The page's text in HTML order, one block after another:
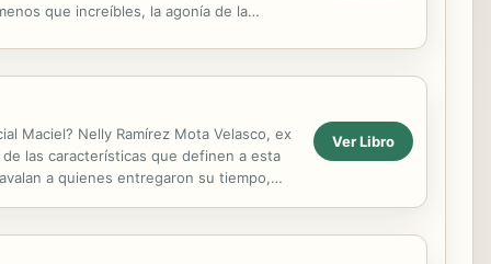
que increíbles, la agonía de la
Maciel? Nelly Ramírez Mota Velasco, ex
las características que definen a esta
a quienes entregaron su tiempo,
Ver Libro